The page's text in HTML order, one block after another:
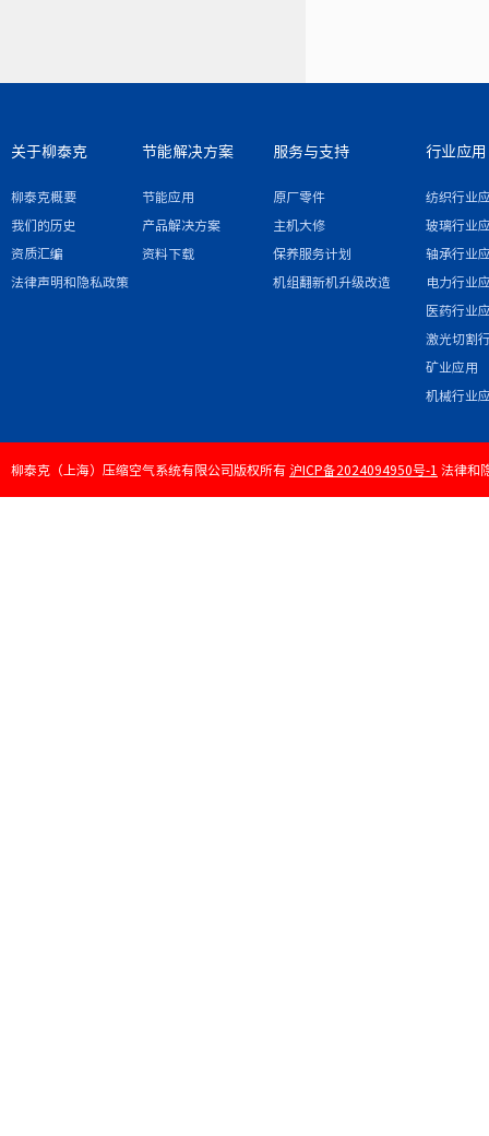
关于柳泰克
柳泰克概要
我们的历史
资质汇编
法律声明和隐私政策
节能解决方案
节能应用
产品解决方案
资料下载
服务与支持
原厂零件
主机大修
保养服务计划
机组翻新机升级改造
行业应用
纺织行业
玻璃行业
轴承行业
电力行业
医药行业
激光切割
矿业应用
机械行业
柳泰克（上海）压缩空气系统有限公司版权所有 沪ICP备2024094950号-1 法律和